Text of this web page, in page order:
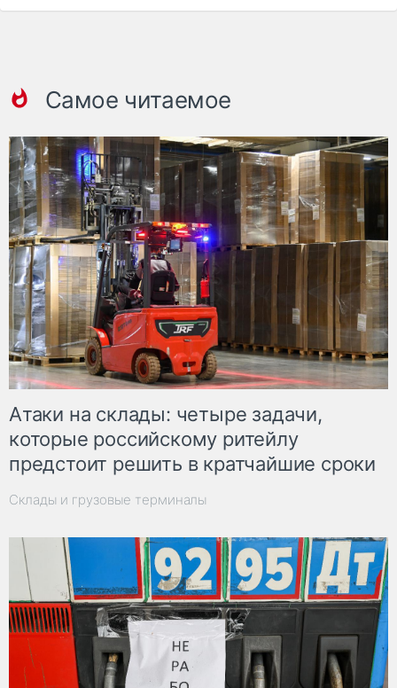
Самое читаемое
Атаки на склады: четыре задачи,
которые российскому ритейлу
предстоит решить в кратчайшие сроки
Склады и грузовые терминалы